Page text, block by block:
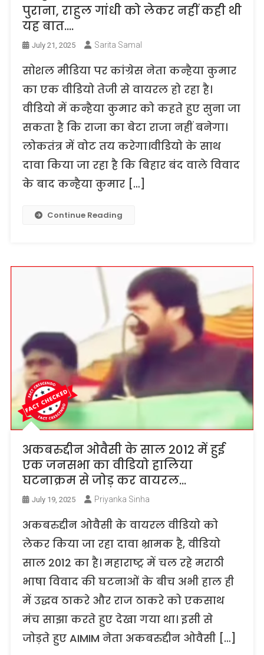
पुराना, राहुल गांधी को लेकर नहीं कही थी
यह बात….
July 21, 2025 Sarita Samal
सोशल मीडिया पर कांग्रेस नेता कन्हैया कुमार
का एक वीडियो तेजी से वायरल हो रहा है।
वीडियो में कन्हैया कुमार को कहते हुए सुना जा
सकता है कि राजा का बेटा राजा नहीं बनेगा।
लोकतंत्र में वोट तय करेगा।वीडियो के साथ
दावा किया जा रहा है कि बिहार बंद वाले विवाद
के बाद कन्हैया कुमार […]
Continue Reading
अकबरुद्दीन ओवैसी के साल 2012 में हुई
एक जनसभा का वीडियो हालिया
घटनाक्रम से जोड़ कर वायरल…
July 19, 2025 Priyanka Sinha
अकबरुद्दीन ओवैसी के वायरल वीडियो को
लेकर किया जा रहा दावा भ्रामक है, वीडियो
साल 2012 का है। महाराष्ट्र में चल रहे मराठी
भाषा विवाद की घटनाओं के बीच अभी हाल ही
में उद्धव ठाकरे और राज ठाकरे को एकसाथ
मंच साझा करते हुए देखा गया था। इसी से
जोड़ते हुए AIMIM नेता अकबरुद्दीन ओवैसी […]